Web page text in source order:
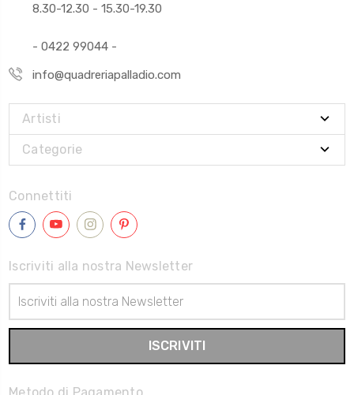
8.30-12.30 - 15.30-19.30
- 0422 99044 -
info@quadreriapalladio.com
Artisti
Categorie
Connettiti
Iscriviti alla nostra Newsletter
Email